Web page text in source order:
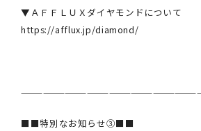
▼ＡＦＦＬＵＸダイヤモンドについて
https://afflux.jp/diamond/
■■特別なお知らせ③■■